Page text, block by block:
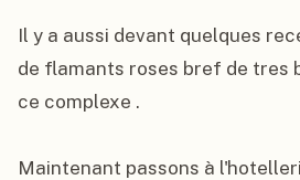
Il y a aussi devant quelques
de flamants roses bref de tres
ce complexe .
Maintenant passons à